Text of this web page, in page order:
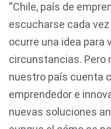
“Chile, país de
escucharse cada
ocurre una idea para
circunstancias. Pero
nuestro país cuenta
emprendedor e
nuevas soluciones